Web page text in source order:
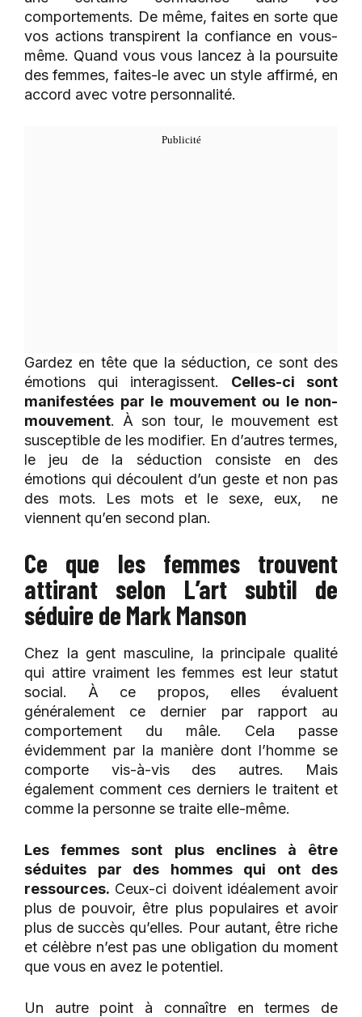
comportements. De même, faites en sorte que
vos actions transpirent la confiance en vous-
même. Quand vous vous lancez à la poursuite
des femmes, faites-le avec un style affirmé, en
accord avec votre personnalité.
Gardez en tête que la séduction, ce sont des
émotions qui interagissent. Celles-ci sont
manifestées par le mouvement ou le non-
mouvement. À son tour, le mouvement est
susceptible de les modifier. En d’autres termes,
le jeu de la séduction consiste en des
émotions qui découlent d’un geste et non pas
des mots. Les mots et le sexe, eux, ne
viennent qu’en second plan.
Ce que les femmes trouvent
attirant selon L’art subtil de
séduire de Mark Manson
Chez la gent masculine, la principale qualité
qui attire vraiment les femmes est leur statut
social. À ce propos, elles évaluent
généralement ce dernier par rapport au
comportement du mâle. Cela passe
évidemment par la manière dont l’homme se
comporte vis-à-vis des autres. Mais
également comment ces derniers le traitent et
comme la personne se traite elle-même.
Les femmes sont plus enclines à être
séduites par des hommes qui ont des
ressources. Ceux-ci doivent idéalement avoir
plus de pouvoir, être plus populaires et avoir
plus de succès qu’elles. Pour autant, être riche
et célèbre n’est pas une obligation du moment
que vous en avez le potentiel.
Un autre point à connaître en termes de